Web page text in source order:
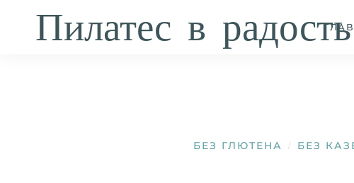
Пилатес в радость
БЕЗ ГЛЮТЕНА / БЕЗ